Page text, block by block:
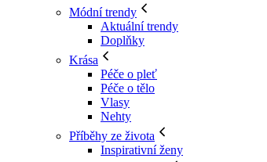
Módní trendy
Aktuální trendy
Doplňky
Krása
Péče o pleť
Péče o tělo
Vlasy
Nehty
Příběhy ze života
Inspirativní ženy